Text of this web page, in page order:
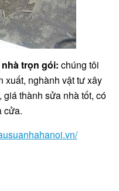
trọn gói: chúng tôi
xuất, nghành vật tư xây
thành sửa nhà tốt, có
cửa.